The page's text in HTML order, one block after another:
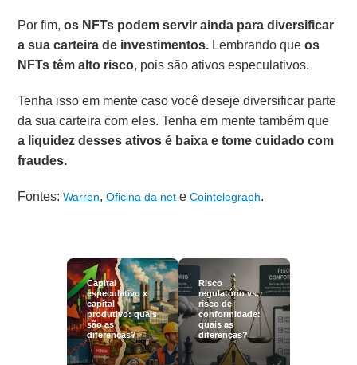
Por fim,os NFTs podem servir ainda para diversificar
a sua carteira de investimentos. Lembrando queos
NFTs têm alto risco, pois são ativos especulativos.
Tenha isso em mente caso você deseje diversificar parte
da sua carteira com eles. Tenha em mente também que
a liquidez desses ativos é baixa e tome cuidado com
fraudes.
Fontes:Warren,Oficina da net eCointelegraph.
Capital
especulativo x
capital
produtivo: quais
são as
diferenças?
Risco
regulatório vs.
risco de
conformidade:
quais as
diferenças?